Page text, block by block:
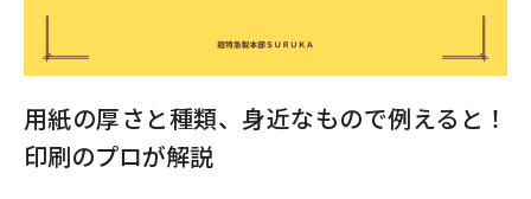
用紙の厚さと種類、身近なもので例えると！
印刷のプロが解説